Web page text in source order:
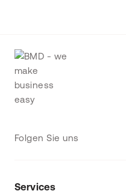
Folgen Sie uns
Services